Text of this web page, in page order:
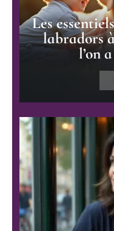
Les
labradors
l’on